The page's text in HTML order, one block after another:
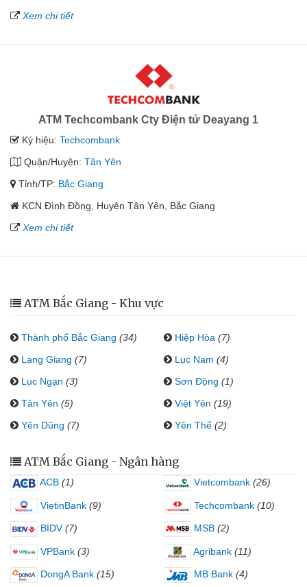
Xem chi tiết
ATM Techcombank Cty Điện tử Deayang 1
Ký hiệu: Techcombank
Quận/Huyện: Tân Yên
Tỉnh/TP: Bắc Giang
KCN Đình Đồng, Huyện Tân Yên, Bắc Giang
Xem chi tiết
ATM Bắc Giang - Khu vực
Thành phố Bắc Giang (34) Hiệp Hòa (7)
Lạng Giang (7) Lục Nam (4)
Lục Ngạn (3) Sơn Động (1)
Tân Yên (5) Việt Yên (19)
Yên Dũng (7) Yên Thế (2)
ATM Bắc Giang - Ngân hàng
ACB (1) Vietcombank (26)
VietinBank (9) Techcombank (10)
BIDV (7) MSB (2)
VPBank (3) Agribank (11)
DongA Bank (15) MB Bank (4)